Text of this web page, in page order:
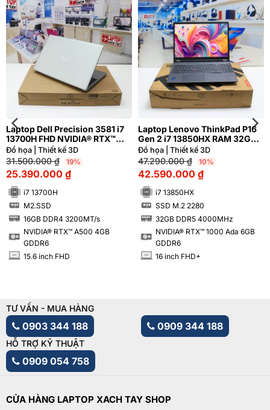
Laptop Dell Precision 3581 i7
13700H FHD NVIDIA® RTX™
A500 4GB
Đồ họa | Thiết kế 3D
31.500.000₫ 19%
25.390.000 ₫
i7 13700H
SSD M2.SSD
16GB DDR4 3200MT/s
NVIDIA® RTX™ A500 4GB
GDDR6
INCH 15.6 inch FHD
Laptop Lenovo ThinkPad P16
Gen 2 i7 13850HX RAM 32GB
FHD+ NVIDIA RTX™ 1000 Ada
6GB GDDR6 | Hàng xách tay
99%
Đồ họa | Thiết kế 3D
47.290.000₫ 10%
42.590.000 ₫
i7 13850HX
SSD SSD M.2 2280
32GB DDR5 4000MHz
NVIDIA® RTX™ 1000 Ada 6GB
GDDR6
INCH 16 inch FHD+
TƯ VẤN - MUA HÀNG
0903 344 188 0909 344 188
HỖ TRỢ KỸ THUẬT
0909 054 758
CỬA HÀNG LAPTOP XACH TAY SHOP